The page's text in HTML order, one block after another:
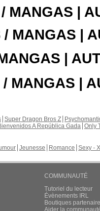
MANGAS |
/ MANGAS |
|
MANGAS |
Super Dragon Bros Z
A República Gada Only
Jeunesse Romance Sexy -
COMMUNAUTÉ
Tutoriel du lecteur
Évènements IRL
Boutiques
Aider la